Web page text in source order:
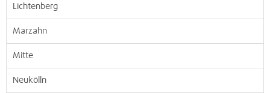
Lichtenberg
Marzahn
Mitte
Neukölln